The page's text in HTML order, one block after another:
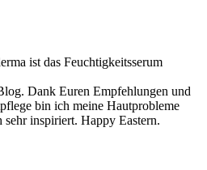
ist das Feuchtigkeitsserum
Dank Euren Empfehlungen und
bin ich meine Hautprobleme
inspiriert. Happy Eastern.